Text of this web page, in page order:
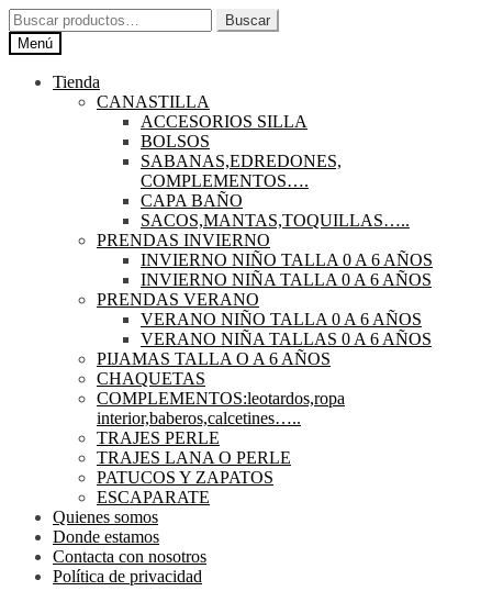
Ir
a
la
navegación
Ir
al
contenido
Buscar
por:
Buscar
Menú
Tienda
CANASTILLA
ACCESORIOS SILLA
BOLSOS
SABANAS,EDREDONES,
COMPLEMENTOS….
CAPA BAÑO
SACOS,MANTAS,TOQUILLAS…..
PRENDAS INVIERNO
INVIERNO NIÑO TALLA 0 A 6 AÑOS
INVIERNO NIÑA TALLA 0 A 6 AÑOS
PRENDAS VERANO
VERANO NIÑO TALLA 0 A 6 AÑOS
VERANO NIÑA TALLAS 0 A 6 AÑOS
PIJAMAS TALLA O A 6 AÑOS
CHAQUETAS
COMPLEMENTOS:leotardos,ropa
interior,baberos,calcetines…..
TRAJES PERLE
TRAJES LANA O PERLE
PATUCOS Y ZAPATOS
ESCAPARATE
Quienes somos
Donde estamos
Contacta con nosotros
Política de privacidad